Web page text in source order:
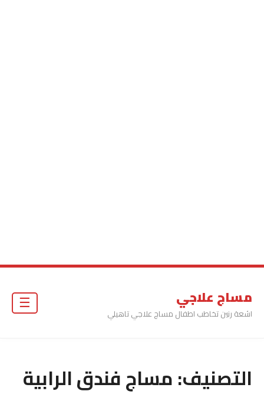
مساج علاجي
اشعة رنين تخاطب اطفال مساج علاجي تاهيلي
التصنيف:مساج فندق الرابية